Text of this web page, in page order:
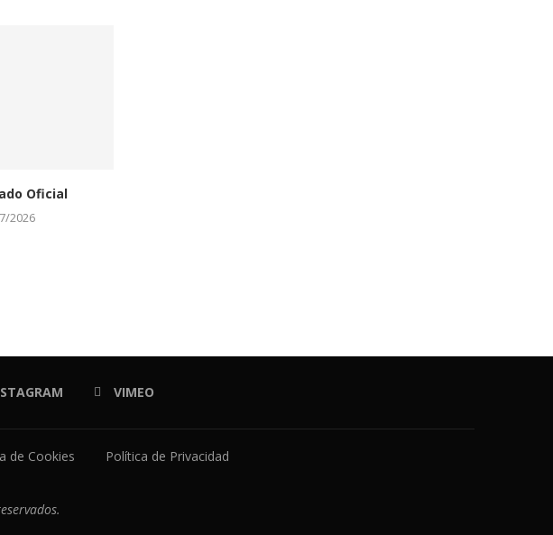
Oficial
2026
VIMEO
de Cookies Política de Privacidad